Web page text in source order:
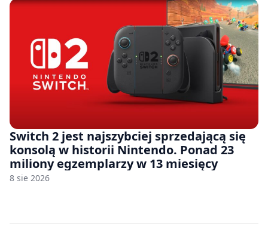
Switch 2 jest najszybciej sprzedającą się
konsolą w historii Nintendo. Ponad 23
miliony egzemplarzy w 13 miesięcy
8 sie 2026